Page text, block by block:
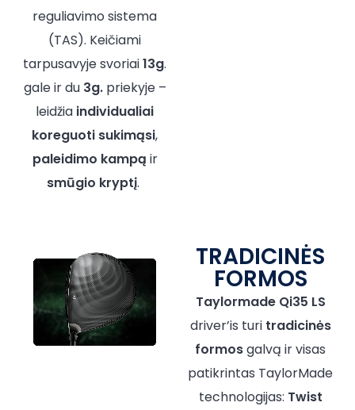
reguliavimo sistema
(TAS). Keičiami
tarpusavyje svoriai13g.
gale ir du 3g.priekyje –
leidžia individualiai
koreguoti sukimąsi,
paleidimo kampą ir
smūgio kryptį.
TRADICINĖS
FORMOS
Taylormade Qi35 LS
driver’is turi tradicinės
formosgalvą ir visas
patikrintas TaylorMade
technologijas: Twist